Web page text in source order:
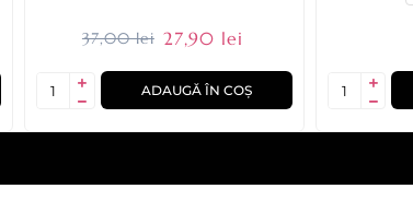
37,00 lei 27,90 lei
ADAUGĂ ÎN COȘ